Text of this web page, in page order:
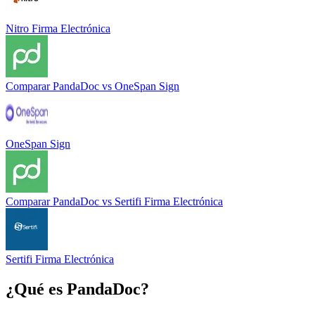
Nitro Firma Electrónica
Comparar PandaDoc vs OneSpan Sign
OneSpan Sign
Comparar PandaDoc vs Sertifi Firma Electrónica
Sertifi Firma Electrónica
¿Qué es PandaDoc?